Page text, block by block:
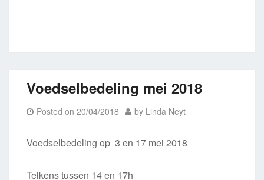
Voedselbedeling mei 2018
Posted on 20/04/2018 by Linda Neyt
Voedselbedeling op 3 en 17 mei 2018
Telkens tussen 14 en 17h